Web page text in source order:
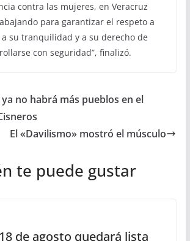
contra las mujeres, en Veracruz
para garantizar el respeto a
su tranquilidad y a su derecho de
con seguridad”, finalizó.
ya no habrá más pueblos en el
El «Davilismo» mostró el músculo
te puede gustar
de agosto quedará lista